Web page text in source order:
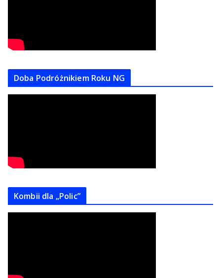
Doba Podróżnikiem Roku NG
Kombii dla „Polic”